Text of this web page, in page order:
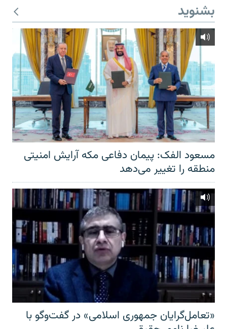
بشنوید
مسعود الفک: پیمان دفاعی مکه آرایش امنیتی
منطقه را تغییر می‌دهد
«تعامل‌گرایان جمهوری اسلامی» در گفت‌وگو با